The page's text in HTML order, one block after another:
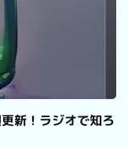
新！ラジオで知ろ